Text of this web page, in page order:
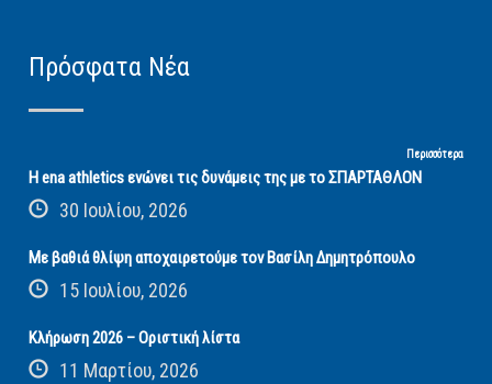
Πρόσφατα Νέα
Περισσότερα
Η ena athletics ενώνει τις δυνάμεις της με το ΣΠΑΡΤΑΘΛΟΝ
30 Ιουλίου, 2026
Με βαθιά θλίψη αποχαιρετούμε τον Βασίλη Δημητρόπουλο
15 Ιουλίου, 2026
Κλήρωση 2026 – Οριστική λίστα
11 Μαρτίου, 2026